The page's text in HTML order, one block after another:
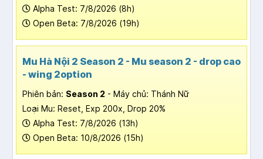
Alpha Test: 7/8/2026 (8h)
Open Beta: 7/8/2026 (19h)
Mu Hà Nội 2 Season 2 - Mu season 2 - drop cao
- wing 2option
Phiên bản: Season 2 - Máy chủ: Thánh Nữ
Loại Mu: Reset, Exp 200x, Drop 20%
Alpha Test: 7/8/2026 (13h)
Open Beta: 10/8/2026 (15h)